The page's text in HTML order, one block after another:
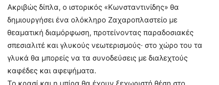
Ακριβώς δίπλα, ο ιστορικός «Κωνσταντινίδης» θα
δημιουργήσει ένα ολόκληρο Ζαχαροπλαστείο με
θεαματική διαμόρφωση, προτείνοντας παραδοσιακές
σπεσιαλιτέ και γλυκούς νεωτερισμούς· στο χώρο του τα
γλυκά θα μπορείς να τα συνοδεύσεις με διαλεχτούς
καφέδες και αφεψήματα.